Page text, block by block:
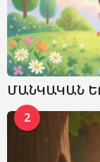
ՄԱՆԿԱԿԱՆ
2